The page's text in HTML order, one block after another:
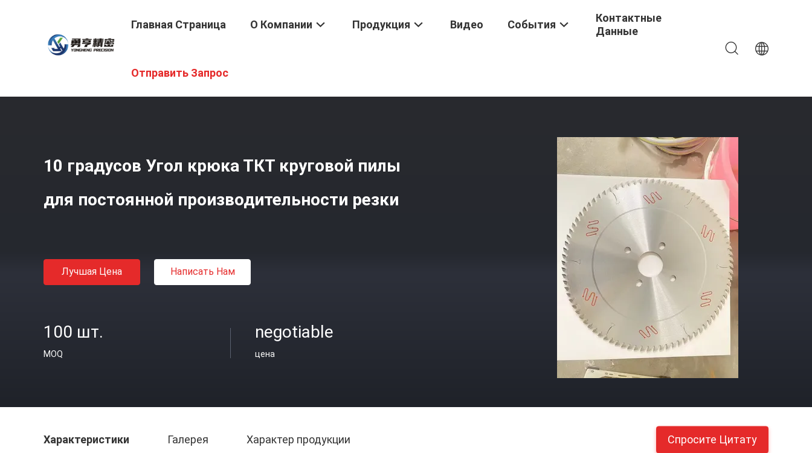
Главная Страница О Компании Продукция Видео События
Контактные
Данные
Отправить Запрос
10 градусов Угол крюка ТКТ круговой пилы
для постоянной производительности резки
Лучшая Цена Написать Нам
100 шт.
MOQ
negotiable
цена
Характеристики Галерея Характер продукции Спросите Цитату